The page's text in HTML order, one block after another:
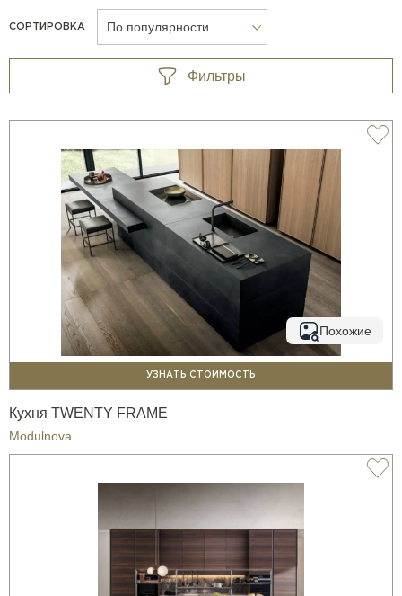
СОРТИРОВКА По популярности
Фильтры
Похожие
УЗНАТЬ СТОИМОСТЬ
Кухня TWENTY FRAME
Modulnova